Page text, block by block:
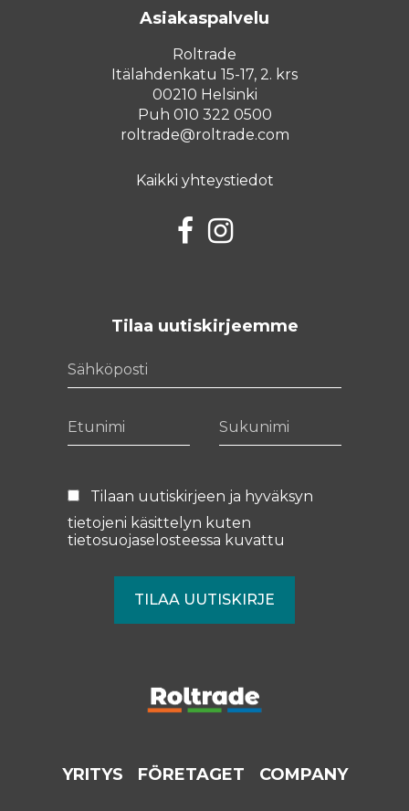
Asiakaspalvelu
Roltrade
Itälahdenkatu 15-17, 2. krs
00210 Helsinki
Puh 010 322 0500
roltrade@roltrade.com
Kaikki yhteystiedot
FacebookInstagram
Tilaa uutiskirjeemme
Tilaan uutiskirjeen ja hyväksyn
tietojeni käsittelyn kuten
tietosuojaselosteessa kuvattu
YRITYS FÖRETAGET COMPANY